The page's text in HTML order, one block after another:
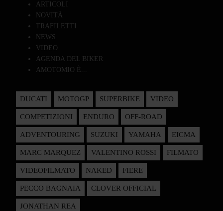
ARTICOLI
NOVITÀ
TRAFILETTI
NEWS
VIDEO
AGENDA DEL BIKER
AMOTOMIO È...
DUCATI MOTOGP SUPERBIKE VIDEO
COMPETIZIONI ENDURO OFF-ROAD
ADVENTOURING SUZUKI YAMAHA EICMA
MARC MARQUEZ VALENTINO ROSSI FILMATO
VIDEOFILMATO NAKED FIERE
PECCO BAGNAIA CLOVER OFFICIAL
JONATHAN REA